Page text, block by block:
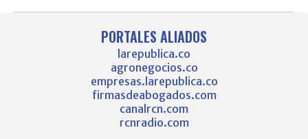
PORTALES ALIADOS
larepublica.co
agronegocios.co
empresas.larepublica.co
firmasdeabogados.com
canalrcn.com
rcnradio.com